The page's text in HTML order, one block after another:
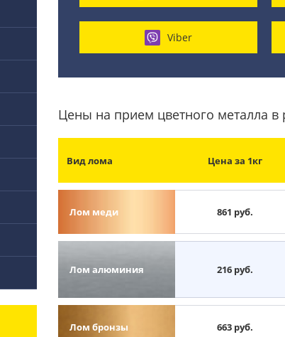
Viber
Цены на прием цветного металла
Вид лома Цена за 1кг
Лом меди 861 руб.
Лом алюминия 216 руб.
Лом бронзы 663 руб.